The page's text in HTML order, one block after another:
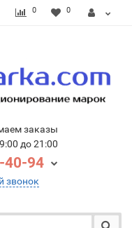
0 0
заказы
до 21:00
40-94
звонок